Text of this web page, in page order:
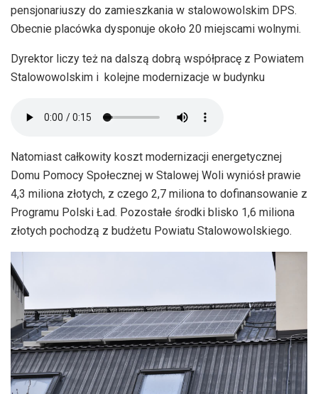
pensjonariuszy do zamieszkania w stalowowolskim DPS.
Obecnie placówka dysponuje około 20 miejscami wolnymi.
Dyrektor liczy też na dalszą dobrą współpracę z Powiatem
Stalowowolskim i kolejne modernizacje w budynku
Natomiast całkowity koszt modernizacji energetycznej
Domu Pomocy Społecznej w Stalowej Woli wyniósł prawie
4,3 miliona złotych, z czego 2,7 miliona to dofinansowanie z
Programu Polski Ład. Pozostałe środki blisko 1,6 miliona
złotych pochodzą z budżetu Powiatu Stalowowolskiego.